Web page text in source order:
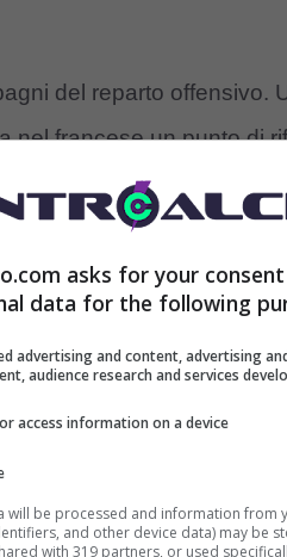
del reparto offensivo.
nel francese un punto di
spogliatoio. A 37 anni il
trovare pronto, e in
fino ad ora poco spazio.
arriva una notizia che
campione del mondo
la sua carriera di
quindi la decisione
grandi prestazioni.
asks for your
data for the following
advertising and content, advertising
audience research and services
access information on a device
will be processed and information from
and other device data) may be
with 319 partners, or used